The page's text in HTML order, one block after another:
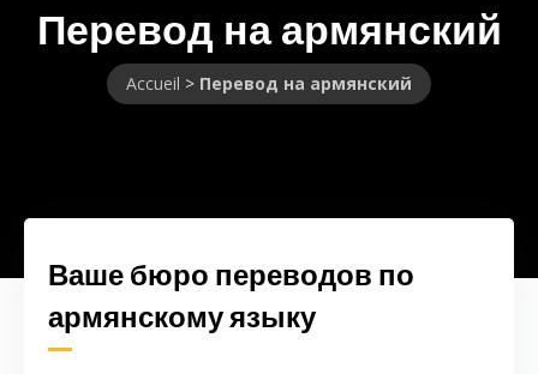
Перевод на армянский
Accueil > Перевод на армянский
Ваше бюро переводов по
армянскому языку